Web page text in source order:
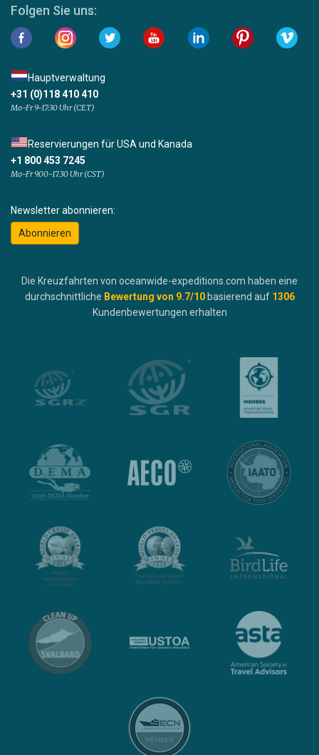
Folgen Sie uns:
Hauptverwaltung
+31 (0)118 410 410
Mo-Fr 9-17:30 Uhr (CET)
Reservierungen für USA und Kanada
+1 800 453 7245
Mo-Fr 9.00-17.30 Uhr (CST)
Newsletter abonnieren:
Abonnieren
Die Kreuzfahrten von oceanwide-expeditions.com haben eine
durchschnittliche Bewertung von 9.7/10 basierend auf 1306
Kundenbewertungen erhalten